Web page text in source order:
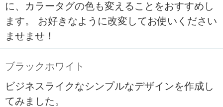
に、カラータグの色も変えることをおすすめし
ます。 お好きなように改変してお使いください
ませませ！
ブラックホワイト
ビジネスライクなシンプルなデザインを作成し
てみました。